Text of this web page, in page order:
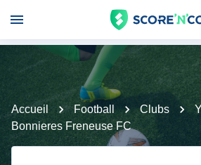
Accueil Football Clubs
Bonnieres Freneuse FC